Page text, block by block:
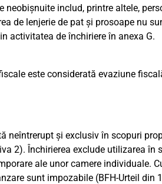
neobișnuite includ, printre altele,
de lenjerie de pat și prosoape nu
activitatea de închiriere în anexa G.
este considerată evaziune
neîntrerupt și exclusiv în scopuri
2). Închirierea exclude utilizarea în
ale unor camere individuale.
sunt impozabile (BFH-Urteil din